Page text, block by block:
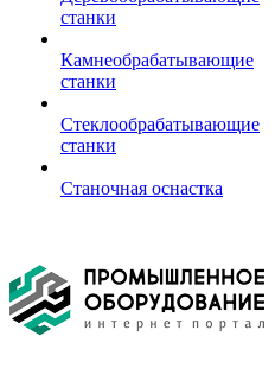
станки
Камнеобрабатывающие
станки
Стеклообрабатывающие
станки
Станочная оснастка